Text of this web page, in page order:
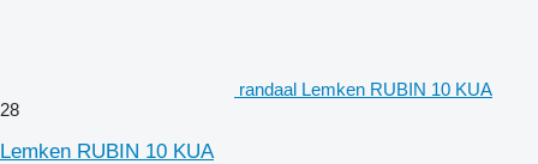
randaal Lemken RUBIN 10 KUA
28
Lemken RUBIN 10 KUA